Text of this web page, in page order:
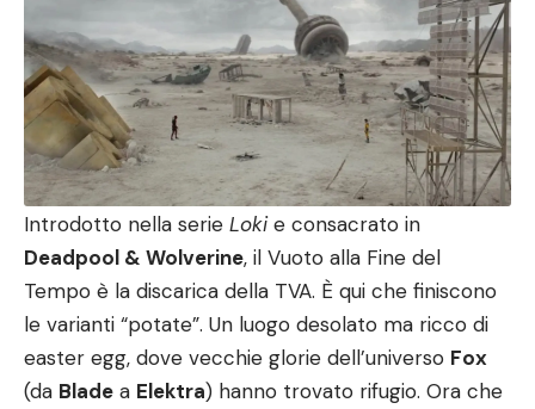
Introdotto nella serie Lokie consacrato in
Deadpool & Wolverine, il Vuoto alla Fine del
Tempo è la discarica della TVA. È qui che finiscono
le varianti “potate”. Un luogo desolato ma ricco di
easter egg, dove vecchie glorie dell’universo Fox
(da Blade a Elektra) hanno trovato rifugio. Ora che